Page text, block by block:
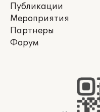
Публикации
Мероприятия
Партнеры
Форум